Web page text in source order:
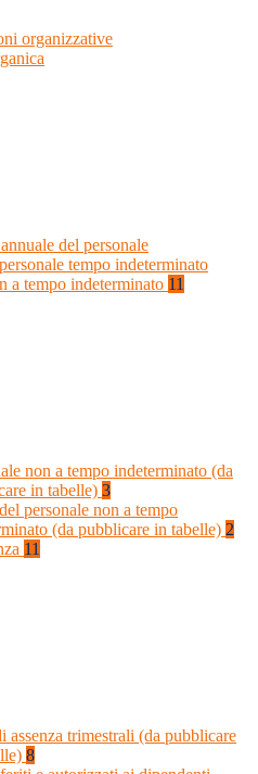
organizzative
del personale
tempo indeterminato
a tempo indeterminato 11
non a tempo indeterminato (da
in tabelle) 3
personale non a tempo
(da pubblicare in tabelle) 2
11
assenza trimestrali (da pubblicare
8